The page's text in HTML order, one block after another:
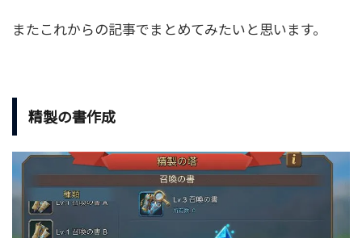
またこれからの記事でまとめてみたいと思います。
精製の書作成